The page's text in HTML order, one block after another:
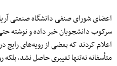
اعضای شورای صنفی دانشگاه صنعتی
سرکوب دانشجویان خبر داده و نوشته
اعلام کردند که بعضی از رویه‌های رایج
متأسفانه نه‌تنها تغییری حاصل نشد،